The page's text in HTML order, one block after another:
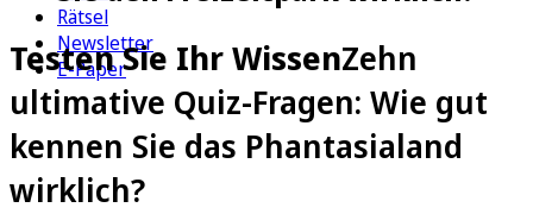
Rätsel
Newsletter
E-Paper
Testen Sie Ihr WissenZehn
ultimative Quiz-Fragen: Wie gut
kennen Sie das Phantasialand
wirklich?